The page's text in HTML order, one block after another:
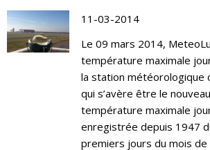
11-03-2014
Le 09 mars 2014,
température maximale
la station météorologique
qui s’avère être le
température maximale
enregistrée depuis 1947
premiers jours du mois de